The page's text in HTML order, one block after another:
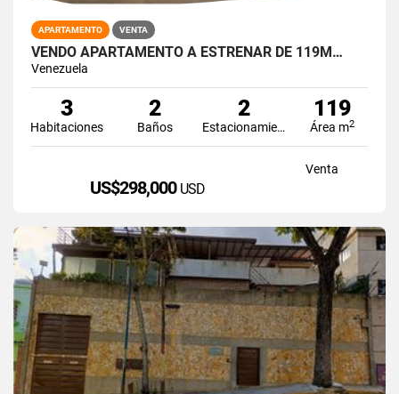
APARTAMENTO VENTA
VENDO APARTAMENTO A ESTRENAR DE 119M…
Venezuela
3
Habitaciones
2
Baños
2
Estacionamiento
119
Área m2
Venta
US$298,000 USD